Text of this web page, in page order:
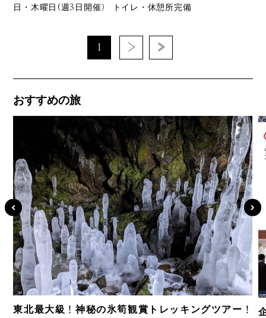
日・木曜日(週3日開催） トイレ・休憩所完備
1 › »
おすすめの旅
東北最大級！神秘の氷筍観賞トレッキングツアー！